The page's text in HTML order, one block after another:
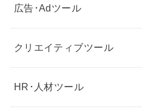
広告･Adツール
クリエイティブツール
HR･人材ツール